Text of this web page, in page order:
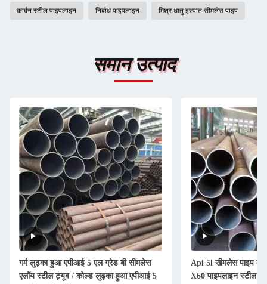
कार्बन स्टील पाइपलाइन निर्बाध पाइपलाइन मिश्र धातु इस्पात सीमलेस पाइप
समान उत्पाद
गर्म लुढ़का हुआ एपीआई 5 एल ग्रेड बी सीमलेस
एलॉय स्टील ट्यूब / कोल्ड लुढ़का हुआ एपीआई 5
Api 5l सीमलेस पाइप
X60 पाइपलाइन स्टील